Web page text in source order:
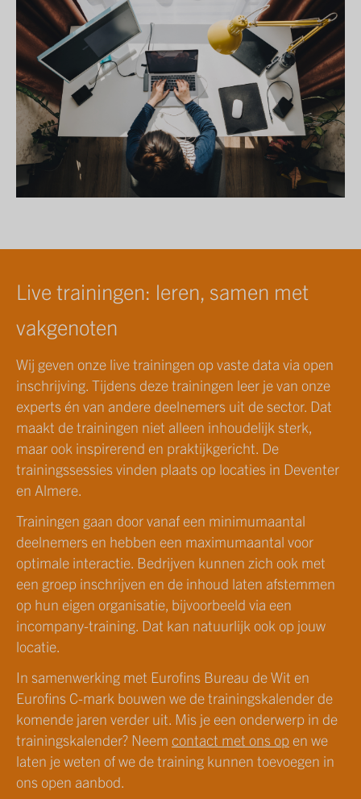
Live trainingen: leren, samen met
vakgenoten
Wij geven onze live trainingen op vaste data via open
inschrijving. Tijdens deze trainingen leer je van onze
experts én van andere deelnemers uit de sector. Dat
maakt de trainingen niet alleen inhoudelijk sterk,
maar ook inspirerend en praktijkgericht. De
trainingssessies vinden plaats op locaties in Deventer
en Almere.
Trainingen gaan door vanaf een minimumaantal
deelnemers en hebben een maximumaantal voor
optimale interactie. Bedrijven kunnen zich ook met
een groep inschrijven en de inhoud laten afstemmen
op hun eigen organisatie, bijvoorbeeld via een
incompany-training. Dat kan natuurlijk ook op jouw
locatie.
In samenwerking met Eurofins Bureau de Wit en
Eurofins C-mark bouwen we de trainingskalender de
komende jaren verder uit. Mis je een onderwerp in de
trainingskalender? Neem contact met ons open we
laten je weten of we de training kunnen toevoegen in
ons open aanbod.